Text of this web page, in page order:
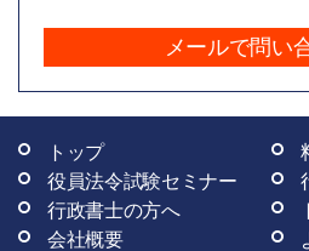
メールで問い
トップ
役員法令試験セミナー
行政書士の方へ
会社概要